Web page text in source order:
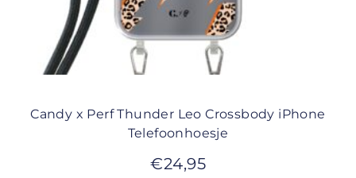
Candy x Perf Thunder Leo Crossbody iPhone
Telefoonhoesje
€24,95